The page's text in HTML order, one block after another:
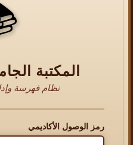
المكتبة
نظام فهرسة
رمز الوصول الأكاديمي